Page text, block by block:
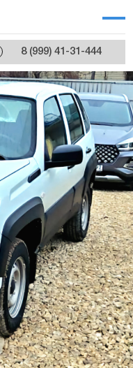
8 (999) 41-31-444